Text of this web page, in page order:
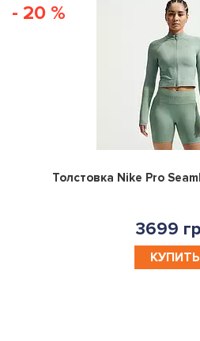
- 20 %
Толстовка Nike Pro
3699
КУПИТЬ